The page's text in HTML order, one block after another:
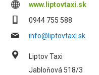
www.liptovtaxi.sk
0944 755 588
info@liptovtaxi.sk
Liptov Taxi
Jabloňová 518/3